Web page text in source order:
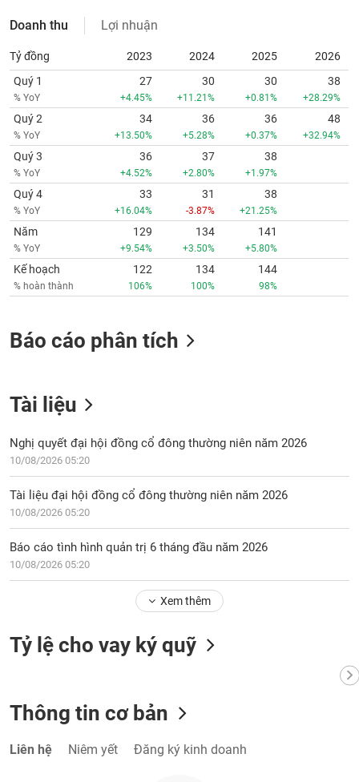
Doanh thu Lợi nhuận
Tỷ đồng 2023 2024 2025
2026
Quý 1
% YoY
27
+4.45%
30
+11.21%
30
+0.81%
38
+28.29%
Quý 2
% YoY
34
+13.50%
36
+5.28%
36
+0.37%
48
+32.94%
Quý 3
% YoY
36
+4.52%
37
+2.80%
38
+1.97%
Quý 4
% YoY
33
+16.04%
31
-3.87%
38
+21.25%
Năm
% YoY
129
+9.54%
134
+3.50%
141
+5.80%
Kế hoạch
% hoàn thành
122
106%
134
100%
144
98%
Báo cáo phân tích
Tài liệu
Nghị quyết đại hội đồng cổ đông thường niên năm 2026
10/08/2026 05:20
Tài liệu đại hội đồng cổ đông thường niên năm 2026
10/08/2026 05:20
Báo cáo tình hình quản trị 6 tháng đầu năm 2026
10/08/2026 05:20
Xem thêm
Tỷ lệ cho vay ký quỹ
Thông tin cơ bản
Liên hệ Niêm yết Đăng ký kinh doanh